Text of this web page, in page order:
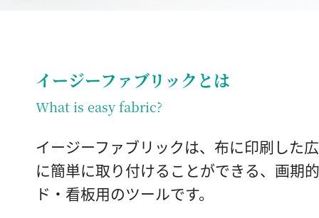
イージーファブリックとは
What is easy fabric?
イージーファブリックは、布に印刷した
に簡単に取り付けることができる、画期
ド・看板用のツールです。